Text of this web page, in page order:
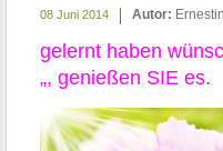
08 Juni 2014 Autor:
gelernt haben
„, genießen SIE es.